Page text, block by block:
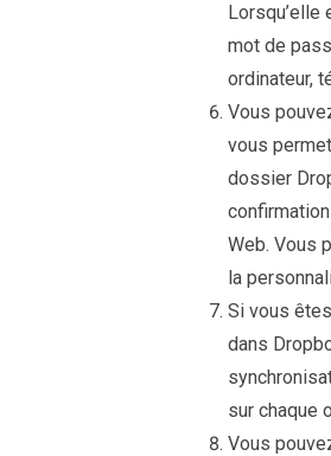
mot de
ordinateur,
Vous
vous
dossier
Web. Vous
la
Si vous
dans
sur chaque
Vous